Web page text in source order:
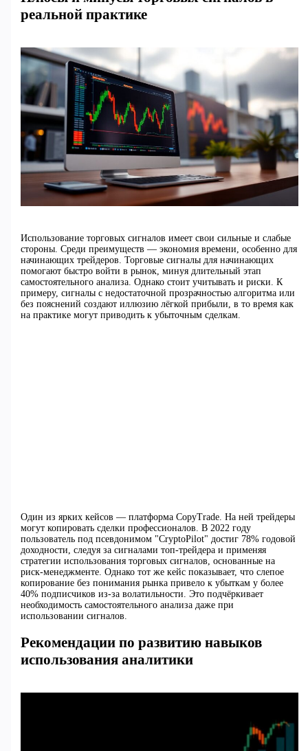
реальной практике
Использование торговых сигналов имеет свои сильные и слабые
стороны. Среди преимуществ — экономия времени, особенно для
начинающих трейдеров. Торговые сигналы для начинающих
помогают быстро войти в рынок, минуя длительный этап
самостоятельного анализа. Однако стоит учитывать и риски. К
примеру, сигналы с недостаточной прозрачностью алгоритма или
без пояснений создают иллюзию лёгкой прибыли, в то время как
на практике могут приводить к убыточным сделкам.
Один из ярких кейсов — платформа CopyTrade. На ней трейдеры
могут копировать сделки профессионалов. В 2022 году
пользователь под псевдонимом "CryptoPilot" достиг 78% годовой
доходности, следуя за сигналами топ-трейдера и применяя
стратегии использования торговых сигналов, основанные на
риск-менеджменте. Однако тот же кейс показывает, что слепое
копирование без понимания рынка привело к убыткам у более
40% подписчиков из-за волатильности. Это подчёркивает
необходимость самостоятельного анализа даже при
использовании сигналов.
Рекомендации по развитию навыков
использования аналитики